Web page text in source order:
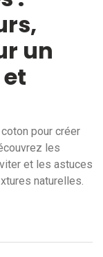
un
pour créer
les
et les astuces
naturelles.